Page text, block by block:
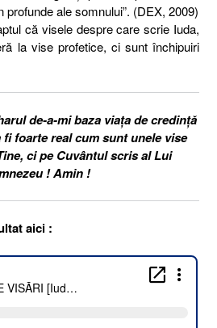
ale somnului”. (DEX, 2009)
că visele despre care scrie Iuda,
la vise profetice, ci sunt închipuiri
de-a-mi baza viața de credință
fi foarte real cum sunt unele vise
ci pe Cuvântul scris al Lui
! Amin !
aici :